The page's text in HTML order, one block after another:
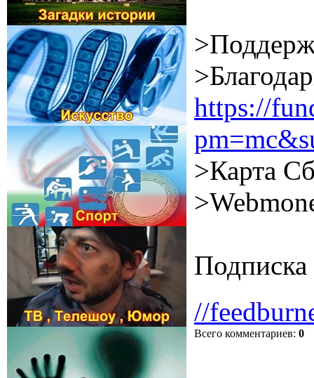
https://
>Карта
Подписка
//
Всего комментариев: 0